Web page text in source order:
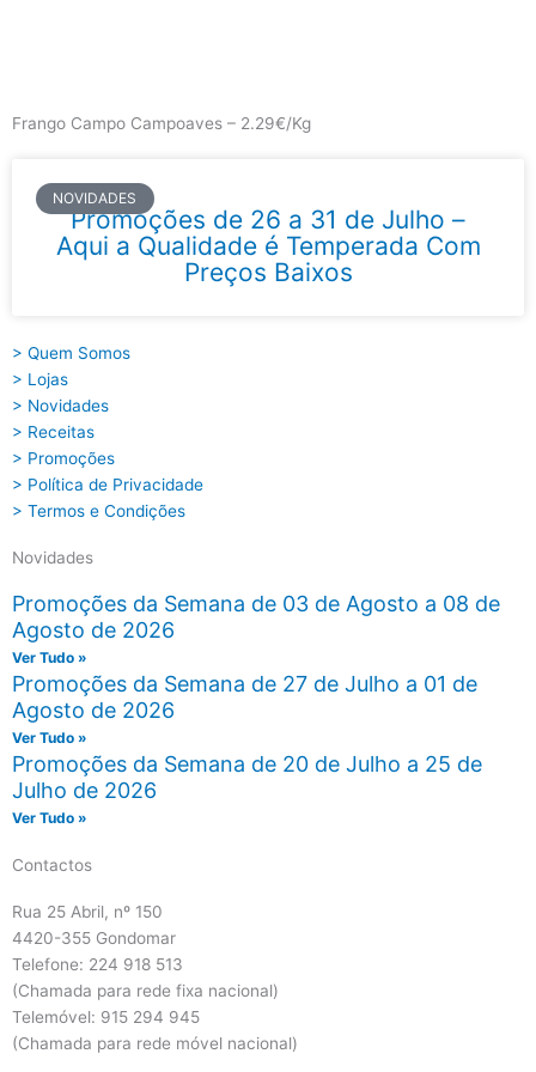
Frango Campo Campoaves – 2.29€/Kg
NOVIDADES
Promoções de 26 a 31 de Julho –
Aqui a Qualidade é Temperada Com
Preços Baixos
> Quem Somos
> Lojas
> Novidades
> Receitas
> Promoções
> Política de Privacidade
> Termos e Condições
Novidades
Promoções da Semana de 03 de Agosto a 08 de
Agosto de 2026
Ver Tudo »
Promoções da Semana de 27 de Julho a 01 de
Agosto de 2026
Ver Tudo »
Promoções da Semana de 20 de Julho a 25 de
Julho de 2026
Ver Tudo »
Contactos
Rua 25 Abril, nº 150
4420-355 Gondomar
Telefone: 224 918 513
(Chamada para rede fixa nacional)
Telemóvel: 915 294 945
(Chamada para rede móvel nacional)